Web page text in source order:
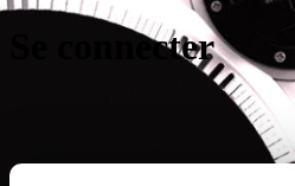
Se connecter